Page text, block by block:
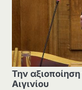
Την
Αιγινίου